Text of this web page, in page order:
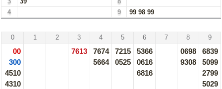
4
9 99 98 99
0 1 2 3 4 5 6 7 8 9
00
300
4510
4310
7613
7674
5664
7215
0525
5366
0616
6816
0698
9308
6839
5099
2799
5029